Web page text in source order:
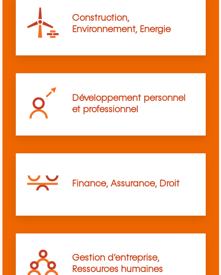
Construction,
Environnement, Energie
Développement personnel
et professionnel
Finance, Assurance, Droit
Gestion d’entreprise,
Ressources humaines